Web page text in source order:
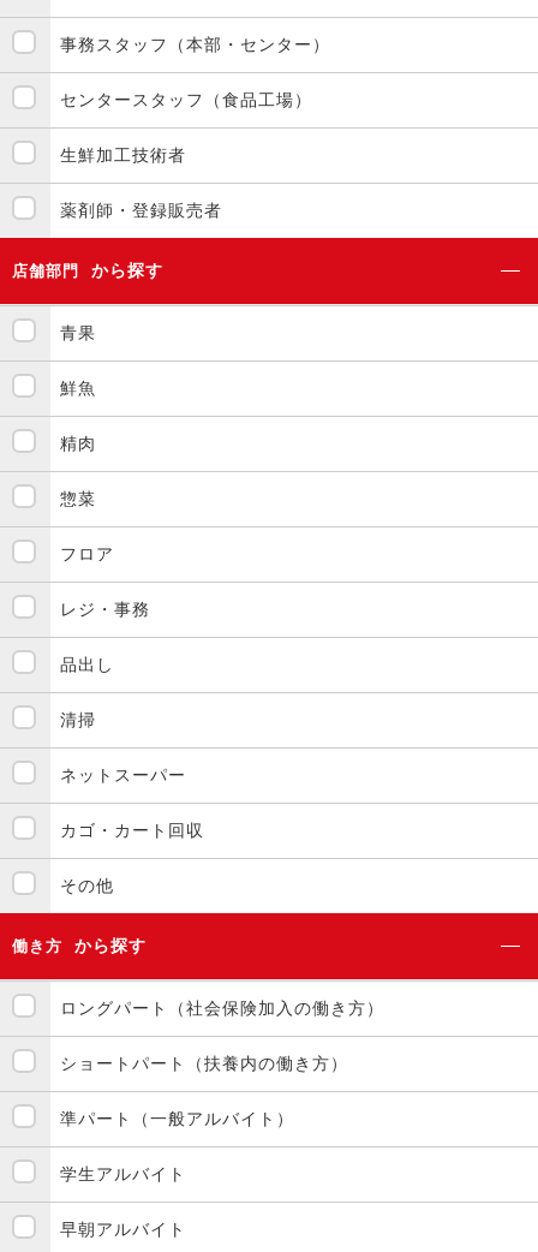
事務スタッフ（本部・センター）
センタースタッフ（食品工場）
生鮮加工技術者
薬剤師・登録販売者
店舗部門 から探す
青果
鮮魚
精肉
惣菜
フロア
レジ・事務
品出し
清掃
ネットスーパー
カゴ・カート回収
その他
働き方 から探す
ロングパート（社会保険加入の働き方）
ショートパート（扶養内の働き方）
準パート（一般アルバイト）
学生アルバイト
早朝アルバイト